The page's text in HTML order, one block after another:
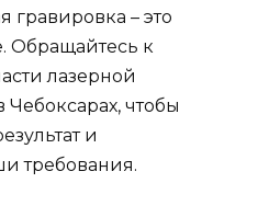
гравировка – это
Обращайтесь к
лазерной
Чебоксарах, чтобы
и
требования.